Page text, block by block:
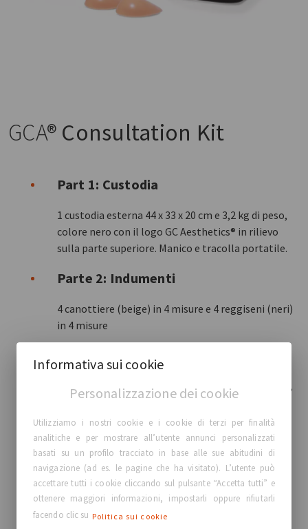
GCA® Consultation Kit
Part 1: Custodia
1 custodia esterna 44 x 33 x 20 cm e 3,2 kg di peso,
colore nero con il logo GC Aesthetics® in rilievo
sulla parte superiore. Manico e tracolla portatile.
Parte 2: Indumenti
4 canottiere (beige) in 4 misure e 4 reggiseni (neri)
in 4 misure
3:1 custodia per strumenti 43 x 31 x 6,5 cm, calibro,
metro a nastro e pennarello
Parte 4: Sizer Esterni
Il Consultation Kit™ di GCA® contiene una gamma
versatile di Sizer esterni adatti alla maggior parte
delle esigenze delle donne, consentendo al
chirurgo di selezionare la protesi più appropriata.
Informativa sui cookie
Personalizzazione dei cookie
Utilizziamo i nostri cookie e i cookie di terzi per finalità
analitiche e per mostrare all’utente annunci personalizzati
basati su un profilo tracciato in base alle sue abitudini di
navigazione (ad es. le pagine che ha visitato). L’utente può
accettare tutti i cookie cliccando sul pulsante “Accetta tutti” e
ottenere maggiori informazioni, impostarli oppure rifiutarli
facendo clic su Politica sui cookie